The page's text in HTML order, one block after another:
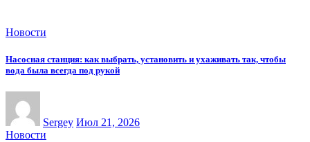
Новости
Насосная станция: как выбрать, установить и ухаживать так, чтобы
вода была всегда под рукой
Sergey Июл 21, 2026
Новости